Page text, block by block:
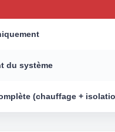
du système
(chauffage +